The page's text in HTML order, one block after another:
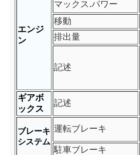
エンジ
ン
マックス.パワー
移動
排出量
記述
ギアボ
ックス
記述
ブレーキ
システム
運転ブレーキ
駐車ブレーキ